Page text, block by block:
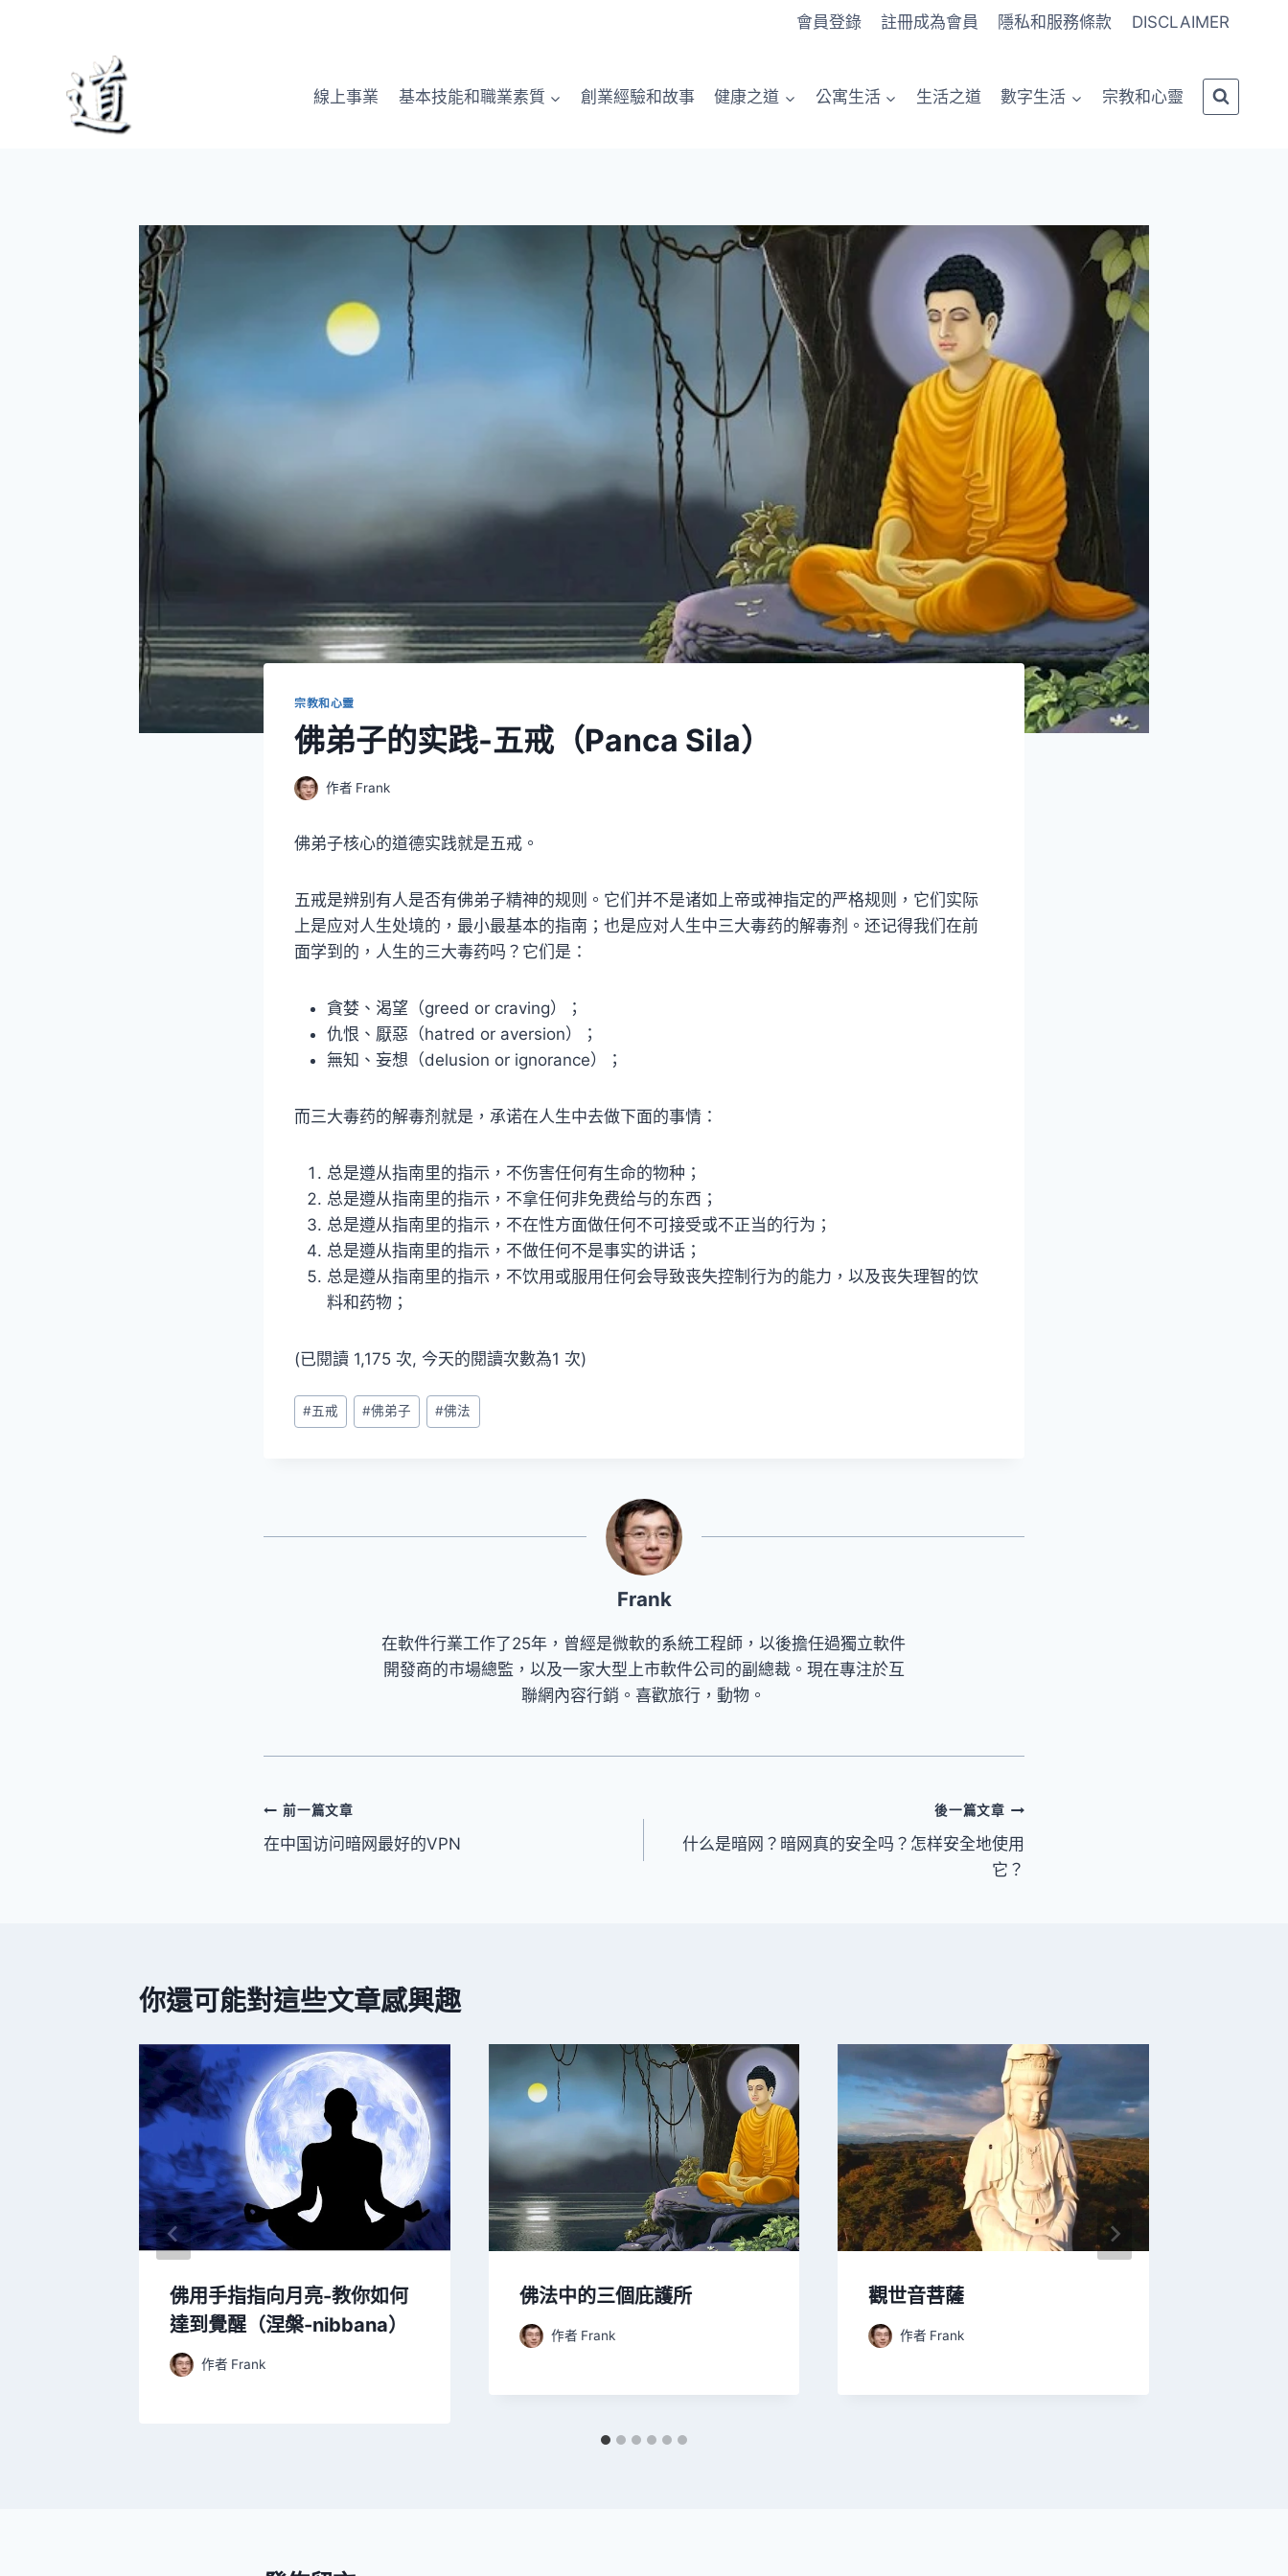
會員登錄 註冊成為會員 隱私和服務條款 DISCLAIMER
線上事業 基本技能和職業素質 創業經驗和故事 健康之道 公寓生活 生活之道 數字生活 宗教和心靈
宗教和心靈
佛弟子的实践-五戒（Panca Sila）
作者 Frank
佛弟子核心的道德实践就是五戒。
五戒是辨别有人是否有佛弟子精神的规则。它们并不是诸如上帝或神指定的严格规则，它们实际
上是应对人生处境的，最小最基本的指南；也是应对人生中三大毒药的解毒剂。还记得我们在前
面学到的，人生的三大毒药吗？它们是：
貪婪、渴望（greed or craving）；
仇恨、厭惡（hatred or aversion）；
無知、妄想（delusion or ignorance）；
而三大毒药的解毒剂就是，承诺在人生中去做下面的事情：
总是遵从指南里的指示，不伤害任何有生命的物种；
总是遵从指南里的指示，不拿任何非免费给与的东西；
总是遵从指南里的指示，不在性方面做任何不可接受或不正当的行为；
总是遵从指南里的指示，不做任何不是事实的讲话；
总是遵从指南里的指示，不饮用或服用任何会导致丧失控制行为的能力，以及丧失理智的饮
料和药物；
(已閱讀 1,175 次, 今天的閱讀次數為1 次)
Post
Tags:
#五戒 #佛弟子 #佛法
Frank
在軟件行業工作了25年，曾經是微軟的系統工程師，以後擔任過獨立軟件
開發商的市場總監，以及一家大型上市軟件公司的副總裁。現在專注於互
聯網內容行銷。喜歡旅行，動物。
文
章
前一篇文章
在中国访问暗网最好的VPN
後一篇文章
什么是暗网？暗网真的安全吗？怎样安全地使用
它？
你還可能對這些文章感興趣
佛用手指指向月亮-教你如何
達到覺醒（涅槃-nibbana）
作者 Frank
佛法中的三個庇護所
作者 Frank
觀世音菩薩
作者 Frank